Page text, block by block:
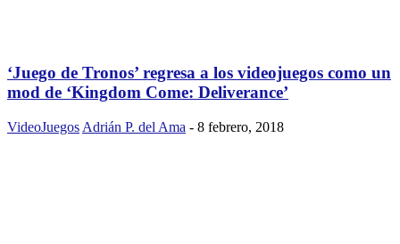
‘Juego de Tronos’ regresa a los videojuegos como un
mod de ‘Kingdom Come: Deliverance’
VideoJuegos Adrián P. del Ama - 8 febrero, 2018